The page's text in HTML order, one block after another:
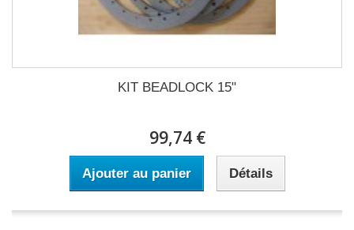
KIT BEADLOCK 15"
99,74 €
Ajouter au panier Détails